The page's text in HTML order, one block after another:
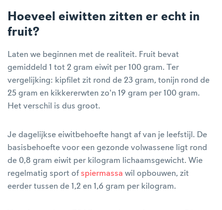
Hoeveel eiwitten zitten er echt in
fruit?
Laten we beginnen met de realiteit. Fruit bevat
gemiddeld 1 tot 2 gram eiwit per 100 gram. Ter
vergelijking: kipfilet zit rond de 23 gram, tonijn rond de
25 gram en kikkererwten zo'n 19 gram per 100 gram.
Het verschil is dus groot.
Je dagelijkse eiwitbehoefte hangt af van je leefstijl. De
basisbehoefte voor een gezonde volwassene ligt rond
de 0,8 gram eiwit per kilogram lichaamsgewicht. Wie
regelmatig sport ofspiermassa wil opbouwen, zit
eerder tussen de 1,2 en 1,6 gram per kilogram.